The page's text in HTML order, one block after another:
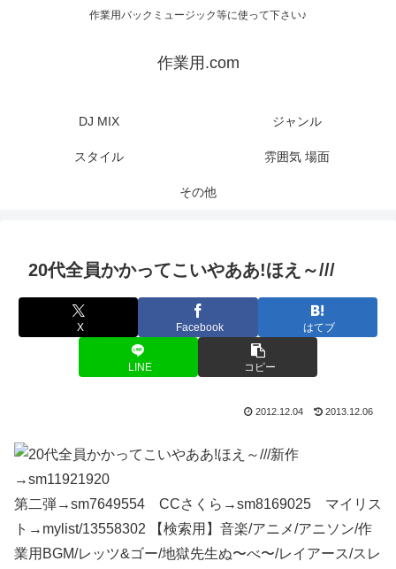
作業用バックミュージック等に使って下さい♪
作業用.com
DJ MIX ジャンル
スタイル 雰囲気 場面
その他
20代全員かかってこいやああ!ほえ～///
X Facebook はてブ
LINE コピー
2012.12.04 2013.12.06
新作
→sm11921920
第二弾→sm7649554 CCさくら→sm8169025 マイリス
ト→mylist/13558302 【検索用】音楽/アニメ/アニソン/作
業用BGM/レッツ&ゴー/地獄先生ぬ〜べ〜/レイアース/スレ